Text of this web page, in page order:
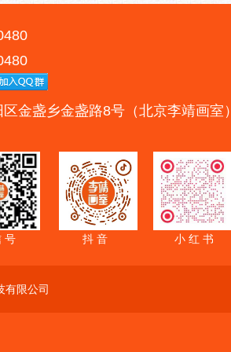
金盏乡金盏路8号（北京李靖画室）
号 抖 音 小 红 书
有限公司